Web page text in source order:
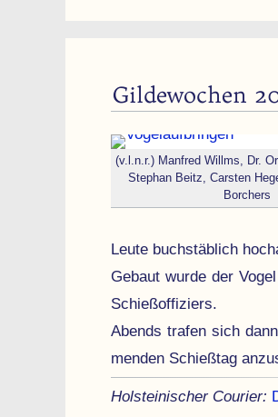
Gildewochen
(v.l.n.r.) Manfred Willms, Dr.
Stephan Beitz, Carsten
Borchers
Leute buch­stäblich
Gebaut wurde der
Schieß­offiziers.
Abends trafen sich
men­den Schieß­tag
Holsteinischer Courier: